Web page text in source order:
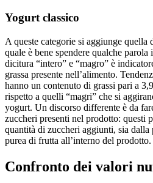
Yogurt classico
A queste categorie si aggiunge quella
quale è bene spendere qualche
dicitura “intero” e “magro” è
grassa presente nell’alimento.
hanno un contenuto di grassi pari a
rispetto a quelli “magri” che si
yogurt. Un discorso differente è da
zuccheri presenti nel prodotto: questi
quantità di zuccheri aggiunti, sia dalla
purea di frutta all’interno del prodotto.
Confronto dei valori